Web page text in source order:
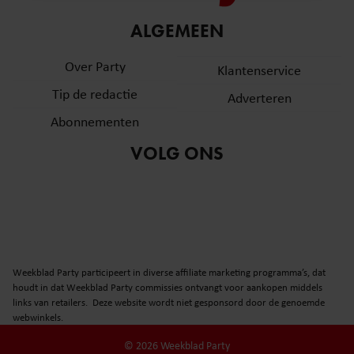
partners voor social media, adverteren en analyse. Deze
informatie die u aan ze heeft verstrekt of die ze hebben
verzameld op basis van uw gebruik van hun services. U
gebruiken.
ALGEMEEN
Over Party
Tip de redactie
Abonnementen
Klantenservice
Adverteren
VOLG ONS
Weekblad Party participeert in diverse affiliate marketing programma’s, dat
houdt in dat Weekblad Party commissies ontvangt voor aankopen middels
links van retailers. Deze website wordt niet gesponsord door de genoemde
webwinkels.
© 2026 Weekblad Party